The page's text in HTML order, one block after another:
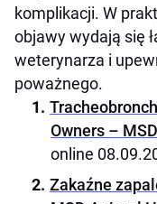
komplikacji. W
objawy wydają się
weterynarza i
poważnego.
Owners –
online
Zakaźne